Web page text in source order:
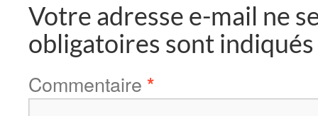
Votre adresse e-mail ne
obligatoires sont
Commentaire *